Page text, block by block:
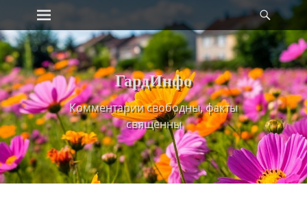
Skip
to
content
Primary Menu
ГардИнфо
Комментарии свободны, факты
священны